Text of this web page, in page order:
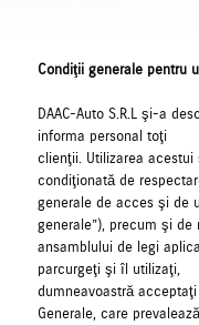
Condiţii generale pentru
DAAC-Auto S.R.L şi-a
informa personal toţi
clienţii. Utilizarea
condiţionată de
generale de acces şi de
generale”), precum şi de
ansamblului de legi
parcurgeţi şi îl utilizaţi,
dumneavoastră
Generale, care